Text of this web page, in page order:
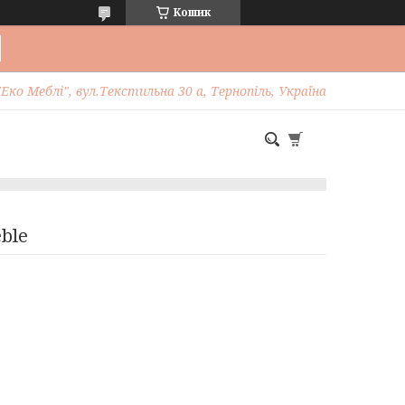
Кошик
Меблі", вул.Текстильна 30 а, Тернопіль, Україна